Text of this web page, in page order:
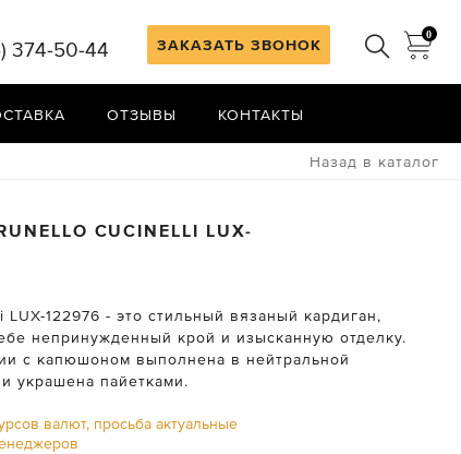
ЗАКАЗАТЬ ЗВОНОК
0
374-50-44
ОТЗЫВЫ КОНТАКТЫ
Назад в каталог
CUCINELLI LUX-
122976 - это стильный вязаный кардиган,
непринужденный крой и изысканную отделку.
с капюшоном выполнена в нейтральной
украшена пайетками.
валют, просьба актуальные